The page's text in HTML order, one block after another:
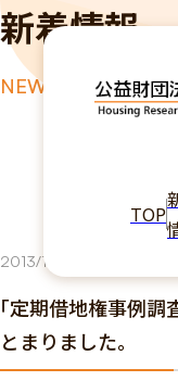
TOP
新着情報
NEWS
2013/11/22
｢定期借地権事例調
とまりました。